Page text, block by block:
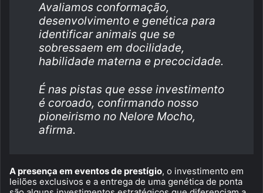
Avaliamos conformação,
desenvolvimento e genética para
identificar animais que se
sobressaem em docilidade,
habilidade materna e precocidade.
É nas pistas que esse investimento
é coroado, confirmando nosso
pioneirismo no Nelore Mocho,
afirma.
A presença em eventos de prestígio, o investimento em
leilões exclusivos e a entrega de uma genética de ponta